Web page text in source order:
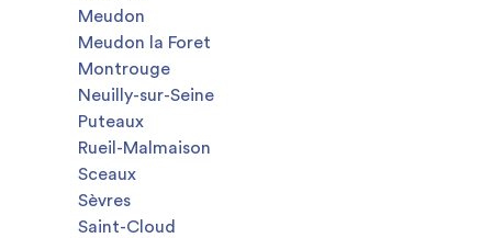
Meudon
Meudon la Foret
Montrouge
Neuilly-sur-Seine
Puteaux
Rueil-Malmaison
Sceaux
Sèvres
Saint-Cloud